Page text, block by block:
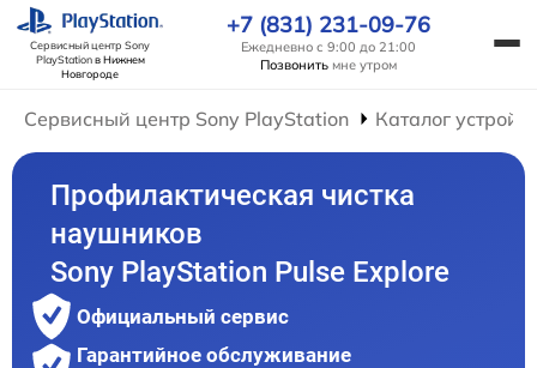
Сервисный центр Sony
PlayStationв Нижнем
Новгороде
+7 (831) 231-09-76
Ежедневно с 9:00 до 21:00
Позвонить мне утром
Сервисный центр Sony PlayStation Каталог
Профилактическая чистка
наушников
Sony PlayStation Pulse Explore
Официальный сервис
Гарантийное обслуживание